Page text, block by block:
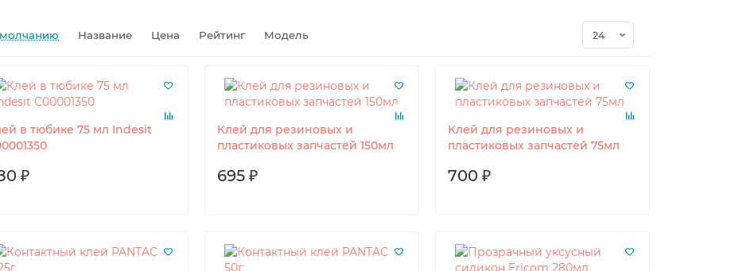
Название Цена Рейтинг Модель
в тюбике 75 мл Indesit
₽
Клей для резиновых и
пластиковых запчастей 150мл
695 ₽
Клей для резиновых и
пластиковых запчастей 75мл
700 ₽